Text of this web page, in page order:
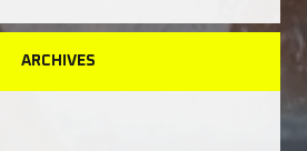
ARCHIVES